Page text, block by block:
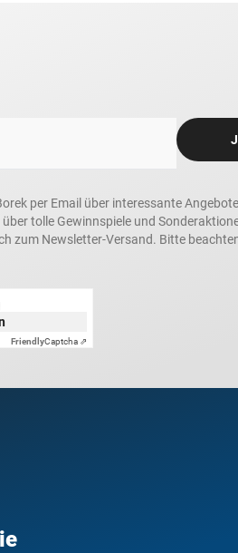
per Email über interessante
tolle Gewinnspiele und
zum Newsletter-Versand. Bitte
FriendlyCaptcha ⇗